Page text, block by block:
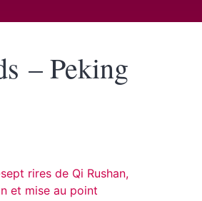
– Peking
rires de Qi Rushan,
et mise au point